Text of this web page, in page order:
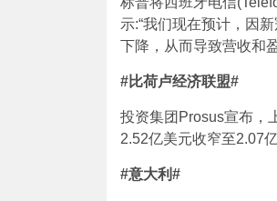
示:“我们现在预计，因
下降，从而导致营收和
#比荷卢经济联盟#
投资集团Prosus宣布，
2.52亿美元收窄至2.07
#意大利#